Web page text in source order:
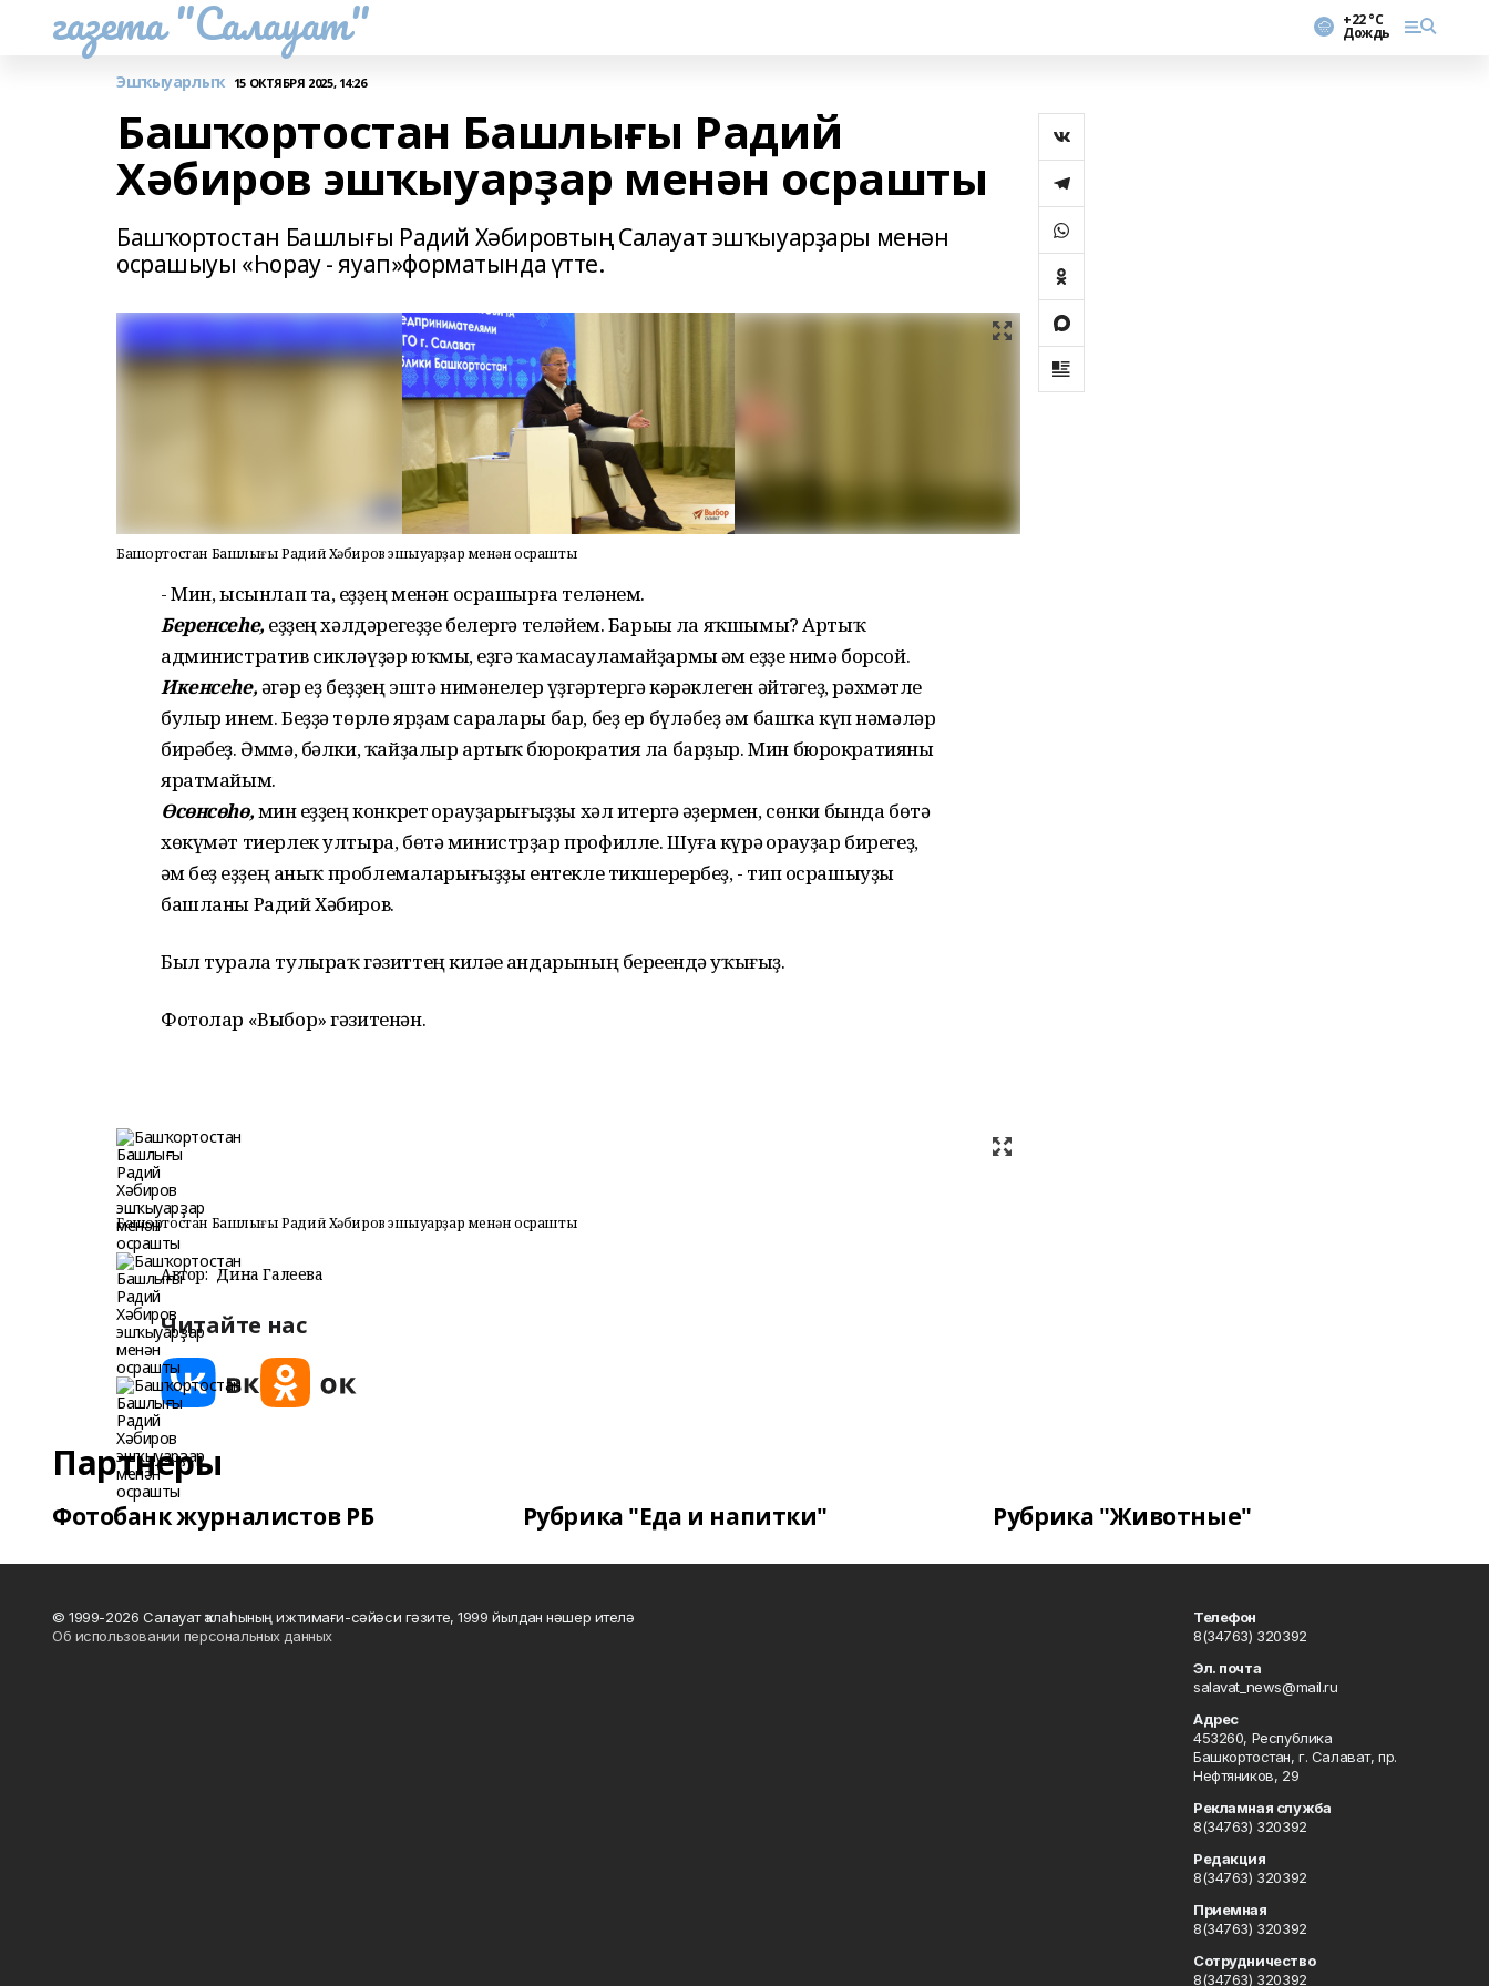
газета "Салауат" +22 °С
Дождь
Эшҡыуарлыҡ 15 ОКТЯБРЯ 2025, 14:26
Башҡортостан Башлығы Радий
Хәбиров эшҡыуарҙар менән осрашты
Башҡортостан Башлығы Радий Хәбировтың Салауат эшҡыуарҙары менән
осрашыуы «Һорау - яуап»форматында үтте.
Башҡортостан Башлығы Радий Хәбиров эшҡыуарҙар менән осрашты
- Мин, ысынлап та, һеҙҙең менән осрашырға теләнем.
Беренсеһе, һеҙҙең хәлдәрегеҙҙе белергә теләйем. Барыһы ла яҡшымы? Артыҡ
административ сикләүҙәр юҡмы, һеҙгә ҡамасауламайҙармы һәм һеҙҙе нимә борсой.
Икенсеһе,әгәр һеҙ беҙҙең эштә нимәнелер үҙгәртергә кәрәклеген әйтһәгеҙ, рәхмәтле
булыр инем. Беҙҙә төрлө ярҙам саралары бар, беҙ ер бүләбеҙ һәм башҡа күп нәмәләр
бирәбеҙ. Әммә, бәлки, ҡайҙалыр артыҡ бюрократия ла барҙыр. Мин бюрократияны
яратмайым.
Өсөнсөһө,мин һеҙҙең конкрет һорауҙарығыҙҙы хәл итергә әҙермен, сөнки бында бөтә
хөкүмәт тиерлек ултыра, бөтә министрҙар профилле. Шуға күрә һорауҙар бирегеҙ,
һәм беҙ һеҙҙең аныҡ проблемаларығыҙҙы ентекле тикшерербеҙ, - тип осрашыуҙы
башланы Радий Хәбиров.
Был турала тулыраҡ гәзиттең киләһе һандарының береһендә уҡығыҙ.
Фотолар «Выбор» гәзитенән.
Башҡортостан Башлығы Радий Хәбиров эшҡыуарҙар менән осрашты
Автор: Дина Галеева
Читайте нас
Партнеры
Фотобанк журналистов РБ Рубрика "Еда и напитки" Рубрика "Животные"
© 1999-2026 Салауат ҡалаһының ижтимағи-сәйәси гәзите, 1999 йылдан нәшер ителә
Об использовании персональных данных
Телефон
8(34763) 320392
Эл. почта
salavat_news@mail.ru
Адрес
453260, Республика
Башкортостан, г. Салават, пр.
Нефтяников, 29
Рекламная служба
8(34763) 320392
Редакция
8(34763) 320392
Приемная
8(34763) 320392
Сотрудничество
8(34763) 320392